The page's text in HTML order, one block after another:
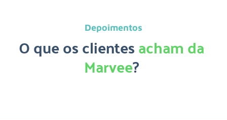
Depoimentos
O que os clientesacham da
Marvee?